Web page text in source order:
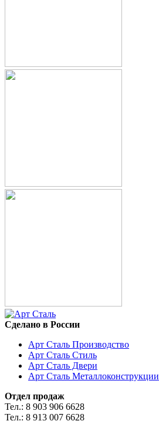
Сделано в России
Арт Сталь Производство
Арт Сталь Стиль
Арт Сталь Двери
Арт Сталь Металлоконструкции
Отдел продаж
Тел.: 8 903 906 6628
Тел.: 8 913 007 6628